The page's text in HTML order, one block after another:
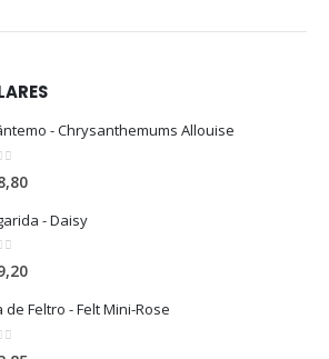
- Chrysanthemums Allouise
of 5
- Daisy
of 5
de Feltro - Felt Mini-Rose